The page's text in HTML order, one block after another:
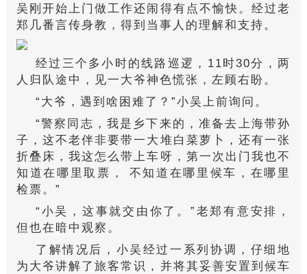
吴刚开始上门做工作还闹得有点不愉快。经过老
郑几番言传身教，得到当事人的理解和支持。
经过三个多小时的线路巡逻，11时30分，两
人归队途中，见一大爷神色慌张，左顾右盼。
“大爷，遇到啥困难了？”小吴上前询问。
“警察同志，我是乡下来的，准备去上海带孙
子，这不老伴非要带一大堆白菜萝卜，还有一张
折叠床，我这怎么带上车呀，第一次出门我也不
知道在哪里取票， 不知道在哪里候车，在哪里
检票。”
“小吴，这事就交由你了。”老郑有意安排，
但也在暗中观察。
了解情况后，小吴经过一系列协调，仔细地
为大爷讲解了旅客常识，并将其妥善安置到候车